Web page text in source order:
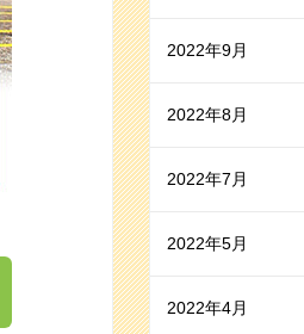
2022年9月
2022年8月
2022年7月
2022年5月
2022年4月